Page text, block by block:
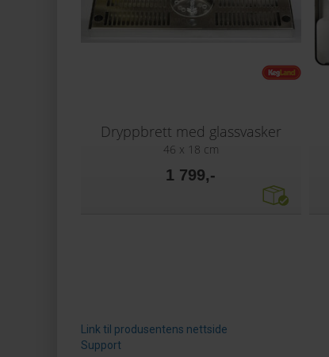
Dryppbrett med glassvasker
46 x 18 cm
1 799,-
Link til produsentens nettside
Support